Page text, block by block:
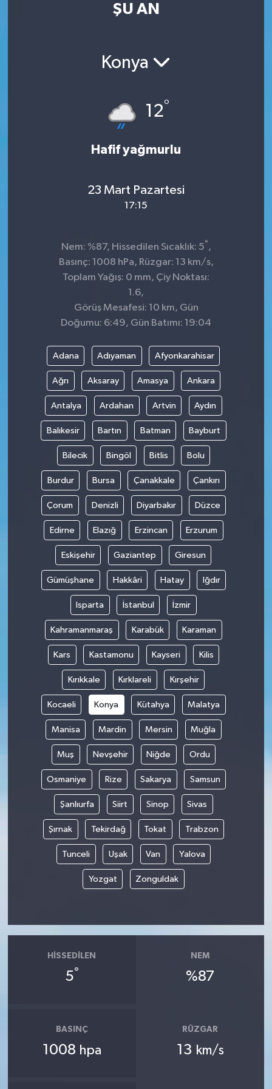
ŞU AN
Konya
12°
Hafif yağmurlu
23 Mart Pazartesi
17:15
Nem: %87, Hissedilen Sıcaklık: 5° ,
Basınç: 1008 hPa, Rüzgar: 13 km/s,
Toplam Yağış: 0 mm, Çiy Noktası:
1.6,
Görüş Mesafesi: 10 km, Gün
Doğumu: 6:49, Gün Batımı: 19:04
Adana Adıyaman Afyonkarahisar
Ağrı Aksaray Amasya Ankara
Antalya Ardahan Artvin Aydın
Balıkesir Bartın Batman Bayburt
Bilecik Bingöl Bitlis Bolu
Burdur Bursa Çanakkale Çankırı
Çorum Denizli Diyarbakır Düzce
Edirne Elazığ Erzincan Erzurum
Eskişehir Gaziantep Giresun
Gümüşhane Hakkâri Hatay Iğdır
Isparta İstanbul İzmir
Kahramanmaraş Karabük Karaman
Kars Kastamonu Kayseri Kilis
Kırıkkale Kırklareli Kırşehir
Kocaeli Konya Kütahya Malatya
Manisa Mardin Mersin Muğla
Muş Nevşehir Niğde Ordu
Osmaniye Rize Sakarya Samsun
Şanlıurfa Siirt Sinop Sivas
Şırnak Tekirdağ Tokat Trabzon
Tunceli Uşak Van Yalova
Yozgat Zonguldak
HISSEDILEN
5°
NEM
%87
BASINÇ
1008 hpa
RÜZGAR
13 km/s